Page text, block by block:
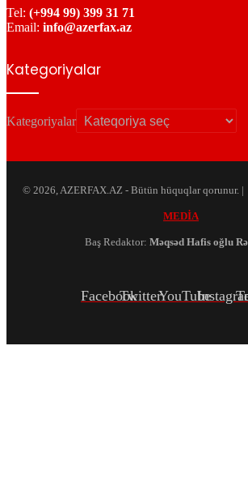
Tel: (+994 99) 399 31 71
Email: info@azerfax.az
Kategoriyalar
Kategoriyalar
© 2026, AZERFAX.AZ - Bütün hüquqlar qorunur. |
MEDİA
Baş Redaktor: Məqsəd Hafis oğlu
FacebookTwitterYouTube